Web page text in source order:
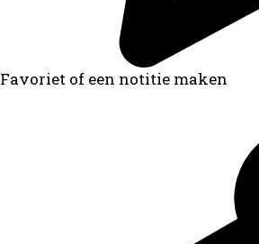
Favoriet of een notitie maken